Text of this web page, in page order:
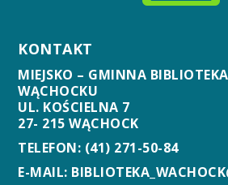
KONTAKT
MIEJSKO – GMINNA
WĄCHOCKU
UL. KOŚCIELNA 7
27- 215 WĄCHOCK
TELEFON: (41) 271-50-84
E-MAIL: